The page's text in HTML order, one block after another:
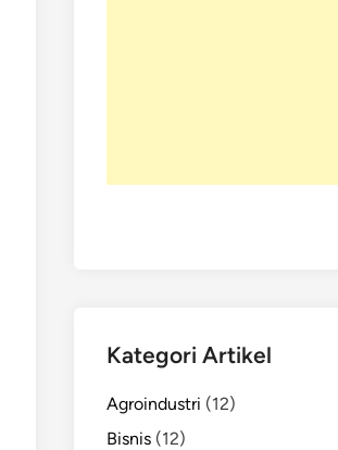
Kategori Artikel
Agroindustri (12)
Bisnis (12)